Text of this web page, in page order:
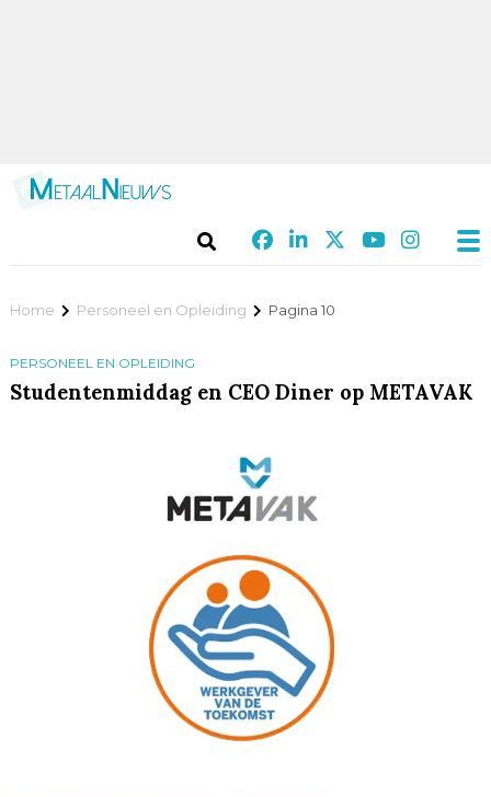
Home Personeel en Opleiding Pagina 10
PERSONEEL EN OPLEIDING
Studentenmiddag en CEO Diner op METAVAK